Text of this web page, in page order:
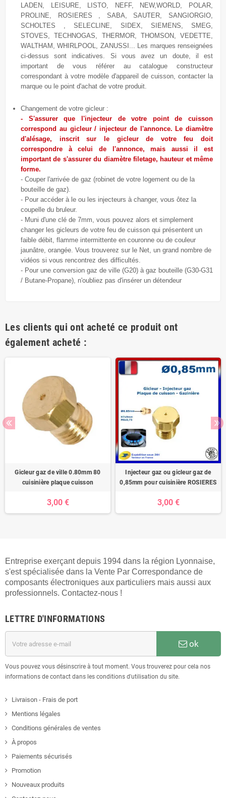
LADEN, LEISURE, LISTO, NEFF, NEW,WORLD, POLAR,
PROLINE, ROSIERES , SABA, SAUTER, SANGIORGIO,
SCHOLTES , SELECLINE, SIDEX, SIEMENS, SMEG,
STOVES, TECHNOGAS, THERMOR, THOMSON, VEDETTE,
WALTHAM, WHIRLPOOL, ZANUSSI... Les marques renseignées
ci-dessus sont indicatives. Si vous avez un doute, il est
important de vous référer au catalogue constructeur
correspondant à votre modèle d'appareil de cuisson, contacter la
marque ou le point d'achat de votre produit.
Changement de votre gicleur :
- S'assurer que l'injecteur de votre point de cuisson
correspond au gicleur / injecteur de l'annonce. Le diamètre
d'alésage, inscrit sur le gicleur de votre feu doit
correspondre à celui de l'annonce, mais aussi il est
important de s'assurer du diamètre filetage, hauteur et même
forme.
- Couper l'arrivée de gaz (robinet de votre logement ou de la
bouteille de gaz).
- Pour accéder à le ou les injecteurs à changer, vous ôtez la
coupelle du bruleur.
- Muni d'une clé de 7mm, vous pouvez alors et simplement
changer les gicleurs de votre feu de cuisson qui présentent un
faible débit, flamme intermittente en couronne ou de couleur
jaunâtre, orangée. Vous trouverez sur le Net, un grand nombre de
vidéos si vous rencontrez des difficultés.
- Pour une conversion gaz de ville (G20) à gaz bouteille (G30-G31
/ Butane-Propane), n'oubliez pas d'insérer un détendeur
Les clients qui ont acheté ce produit ont
également acheté :
Gicleur gaz de ville 0.80mm 80
cuisinière plaque cuisson
3,00 €
Injecteur gaz ou gicleur gaz de
0,85mm pour cuisinière ROSIERES
3,00 €
Entreprise exerçant depuis 1994 dans la région Lyonnaise,
s'est spécialisée dans la Vente Par Correspondance de
composants électroniques aux particuliers mais aussi aux
professionnels. Contactez-nous !
LETTRE D'INFORMATIONS
ok
Vous pouvez vous désinscrire à tout moment. Vous trouverez pour cela nos
informations de contact dans les conditions d'utilisation du site.
Livraison - Frais de port
Mentions légales
Conditions générales de ventes
À propos
Paiements sécurisés
Promotion
Nouveaux produits